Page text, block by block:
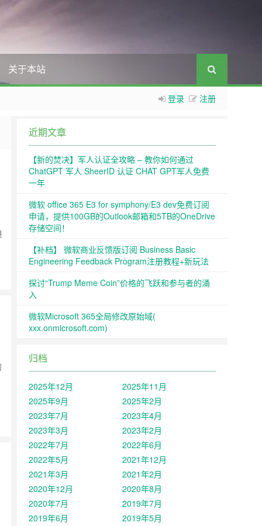
关于本站
登录 注册
近期文章
【新的焚决】军人认证全攻略 – 教你如何通过
ChatGPT 军人 SheerID 认证 CHAT GPT军人免费
一年
微软 office 365 E3 for symphony/E3 dev免费订阅
申请，提供100GB的Outlook邮箱和5TB的OneDrive
存储空间！
【补档】 微软商业反馈版订阅 Business Basic
Engineering Feedback Program注册教程+新玩法
探讨“Trump Meme Coin”价格的飞跃和参与者的涌
入
微软Microsoft 365全局修改原始域(
xxx.onmicrosoft.com)
归档
2025年12月
2025年11月
2025年9月
2025年2月
2023年7月
2023年4月
2023年3月
2023年2月
2022年7月
2022年6月
2022年5月
2021年12月
2021年3月
2021年2月
2020年12月
2020年8月
2020年7月
2019年7月
2019年6月
2019年5月